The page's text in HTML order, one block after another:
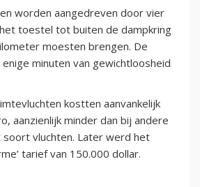
worden aangedreven door vier
toestel tot buiten de dampkring
moesten brengen. De
minuten van gewichtloosheid
kostten aanvankelijk
aanzienlijk minder dan bij andere
soort vluchten. Later werd het
tarief van 150.000 dollar.